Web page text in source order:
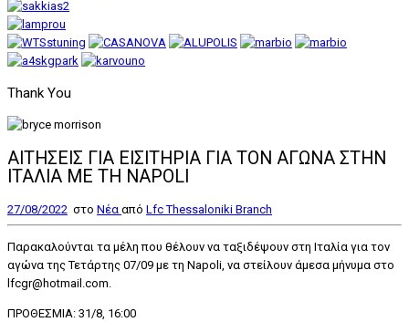
Thank You
ΑΙΤΗΣΕΙΣ ΓΙΑ ΕΙΣΙΤΗΡΙΑ ΓΙΑ ΤΟΝ ΑΓΩΝΑ ΣΤΗΝ
ΙΤΑΛΙΑ ΜΕ ΤΗ NAPOLI
27/08/2022 στο Nέα από Lfc Thessaloniki Branch
Παρακαλούνται τα μέλη που θέλουν να ταξιδέψουν στη Ιταλία για τον
αγώνα της Τετάρτης 07/09 με τη Napoli, να στείλουν άμεσα μήνυμα στο
lfcgr@hotmail.com.
ΠΡΟΘΕΣΜΙΑ: 31/8, 16:00